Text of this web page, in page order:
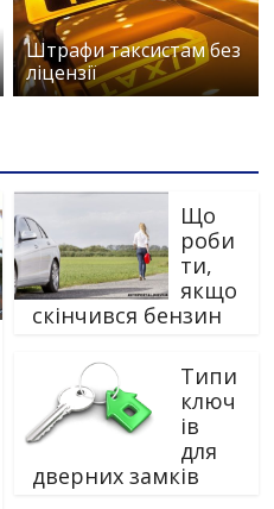
Штрафи таксистам без
ліцензії
Що
роби
ти,
якщо
скінчився бензин
Типи
ключ
ів
для
дверних замків